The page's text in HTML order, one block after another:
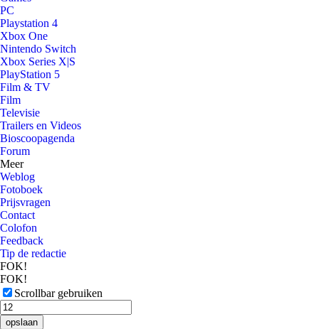
PC
Playstation 4
Xbox One
Nintendo Switch
Xbox Series X|S
PlayStation 5
Film & TV
Film
Televisie
Trailers en Videos
Bioscoopagenda
Forum
Meer
Weblog
Fotoboek
Prijsvragen
Contact
Colofon
Feedback
Tip de redactie
FOK!
FOK!
Scrollbar gebruiken
opslaan